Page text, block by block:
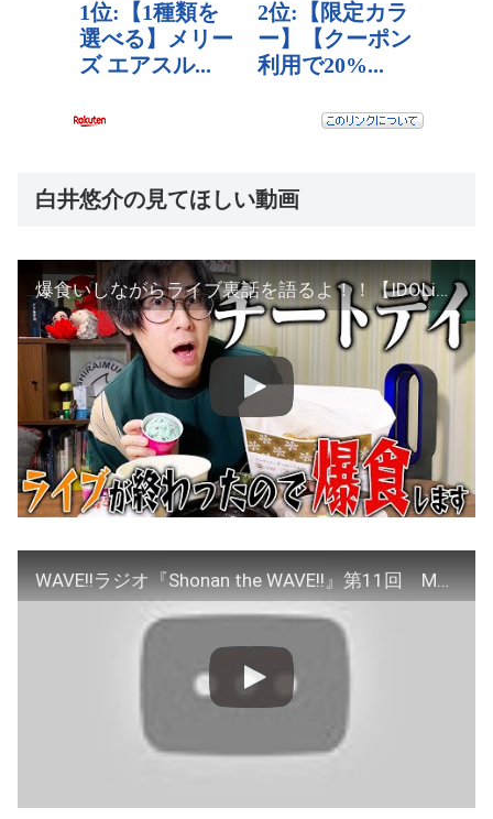
白井悠介の見てほしい動画
爆食いしながらライブ裏話を語るよ！！【IDOLiSH7】
WAVE!!ラジオ『Shonan the WAVE!!』第11回 MC：#佐藤拓也 #白井悠介 #うぇーぶ